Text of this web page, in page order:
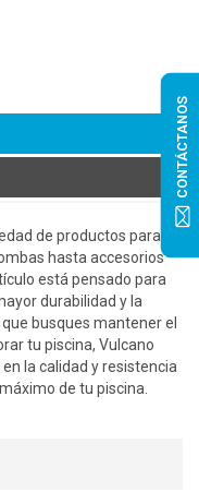
de productos para
hasta accesorios
está pensado para
durabilidad y la
busques mantener el
tu piscina, Vulcano
la calidad y resistencia
de tu piscina.
CONTÁCTANOS